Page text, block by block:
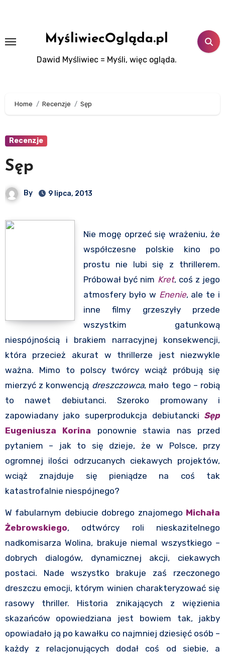
MyśliwiecOgląda.pl
Dawid Myśliwiec = Myśli, więc ogląda.
Home Recenzje Sęp
Recenzje
Sęp
By 9 lipca, 2013
Nie mogę oprzeć się wrażeniu, że
współczesne polskie kino po
prostu nie lubi się z thrillerem.
Próbował być nim Kret, coś z jego
atmosfery było w Enenie, ale te i
inne filmy grzeszyły przede
wszystkim gatunkową
niespójnością i brakiem narracyjnej konsekwencji,
która przecież akurat w thrillerze jest niezwykle
ważna. Mimo to polscy twórcy wciąż próbują się
mierzyć z konwencją dreszczowca, mało tego – robią
to nawet debiutanci. Szeroko promowany i
zapowiadany jako superprodukcja debiutancki Sęp
Eugeniusza Korina ponownie stawia nas przed
pytaniem – jak to się dzieje, że w Polsce, przy
ogromnej ilości odrzucanych ciekawych projektów,
wciąż znajduje się pieniądze na coś tak
katastrofalnie niespójnego?
W fabularnym debiucie dobrego znajomego Michała
Żebrowskiego, odtwórcy roli nieskazitelnego
nadkomisarza Wolina, brakuje niemal wszystkiego –
dobrych dialogów, dynamicznej akcji, ciekawych
postaci. Nade wszystko brakuje zaś rzeczonego
dreszczu emocji, którym winien charakteryzować się
rasowy thriller. Historia znikających z więzienia
skazańców opowiedziana jest bowiem tak, jakby
opowiadało ją po kawałku co najmniej dziesięć osób –
każdy z relacjonujących dodał coś od siebie, a